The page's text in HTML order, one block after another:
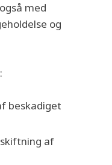
med
og
beskadiget
af